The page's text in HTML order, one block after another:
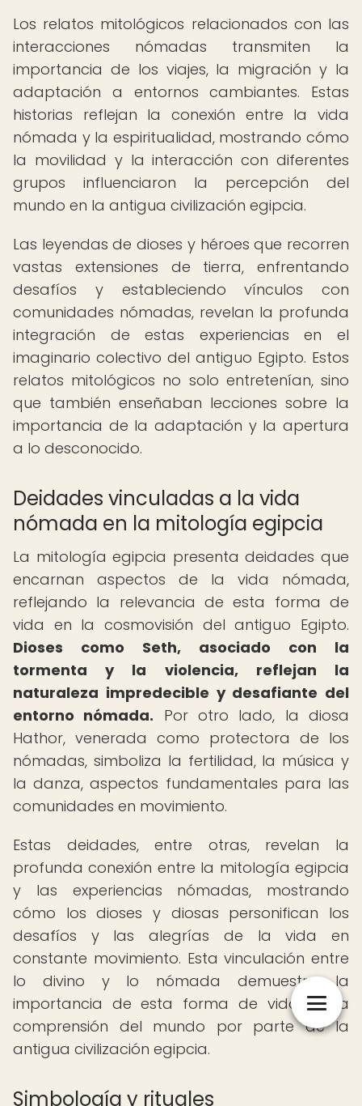
Los relatos mitológicos relacionados con las
interacciones nómadas transmiten la
importancia de los viajes, la migración y la
adaptación a entornos cambiantes. Estas
historias reflejan la conexión entre la vida
nómada y la espiritualidad, mostrando cómo
la movilidad y la interacción con diferentes
grupos influenciaron la percepción del
mundo en la antigua civilización egipcia.
Las leyendas de dioses y héroes que recorren
vastas extensiones de tierra, enfrentando
desafíos y estableciendo vínculos con
comunidades nómadas, revelan la profunda
integración de estas experiencias en el
imaginario colectivo del antiguo Egipto. Estos
relatos mitológicos no solo entretenían, sino
que también enseñaban lecciones sobre la
importancia de la adaptación y la apertura
a lo desconocido.
Deidades vinculadas a la vida
nómada en la mitología egipcia
La mitología egipcia presenta deidades que
encarnan aspectos de la vida nómada,
reflejando la relevancia de esta forma de
vida en la cosmovisión del antiguo Egipto.
Dioses como Seth, asociado con la
tormenta y la violencia, reflejan la
naturaleza impredecible y desafiante del
entorno nómada. Por otro lado, la diosa
Hathor, venerada como protectora de los
nómadas, simboliza la fertilidad, la música y
la danza, aspectos fundamentales para las
comunidades en movimiento.
Estas deidades, entre otras, revelan la
profunda conexión entre la mitología egipcia
y las experiencias nómadas, mostrando
cómo los dioses y diosas personifican los
desafíos y las alegrías de la vida en
constante movimiento. Esta vinculación entre
lo divino y lo nómada demuestra la
importancia de esta forma de vida en la
comprensión del mundo por parte de la
antigua civilización egipcia.
Simbología y rituales